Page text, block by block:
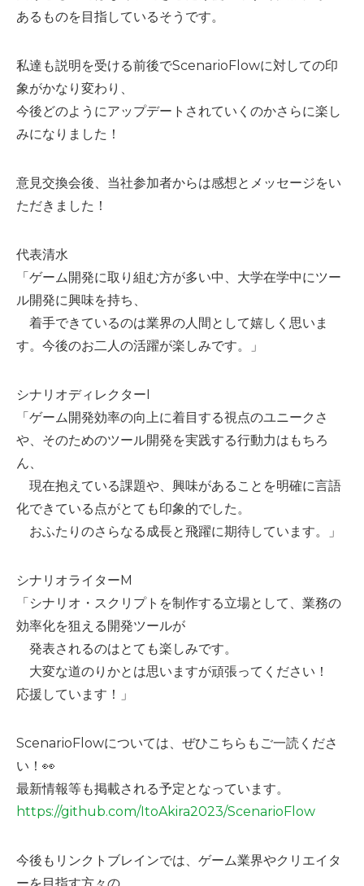
あるものを目指しているそうです。
私達も説明を受ける前後でScenarioFlowに対しての印
象がかなり変わり、
今後どのようにアップデートされていくのかさらに楽し
みになりました！
意見交換会後、当社参加者からは感想とメッセージをい
ただきました！
代表清水
「ゲーム開発に取り組む方が多い中、大学在学中にツー
ル開発に興味を持ち、
着手できているのは業界の人間として嬉しく思いま
す。今後のお二人の活躍が楽しみです。」
シナリオディレクターI
「ゲーム開発効率の向上に着目する視点のユニークさ
や、そのためのツール開発を実践する行動力はもちろ
ん、
現在抱えている課題や、興味があることを明確に言語
化できている点がとても印象的でした。
おふたりのさらなる成長と飛躍に期待しています。」
シナリオライターM
「シナリオ・スクリプトを制作する立場として、業務の
効率化を狙える開発ツールが
発表されるのはとても楽しみです。
大変な道のりかとは思いますが頑張ってください！
応援しています！」
ScenarioFlowについては、ぜひこちらもご一読くださ
い！👀
最新情報等も掲載される予定となっています。
https://github.com/ItoAkira2023/ScenarioFlow
今後もリンクトブレインでは、ゲーム業界やクリエイタ